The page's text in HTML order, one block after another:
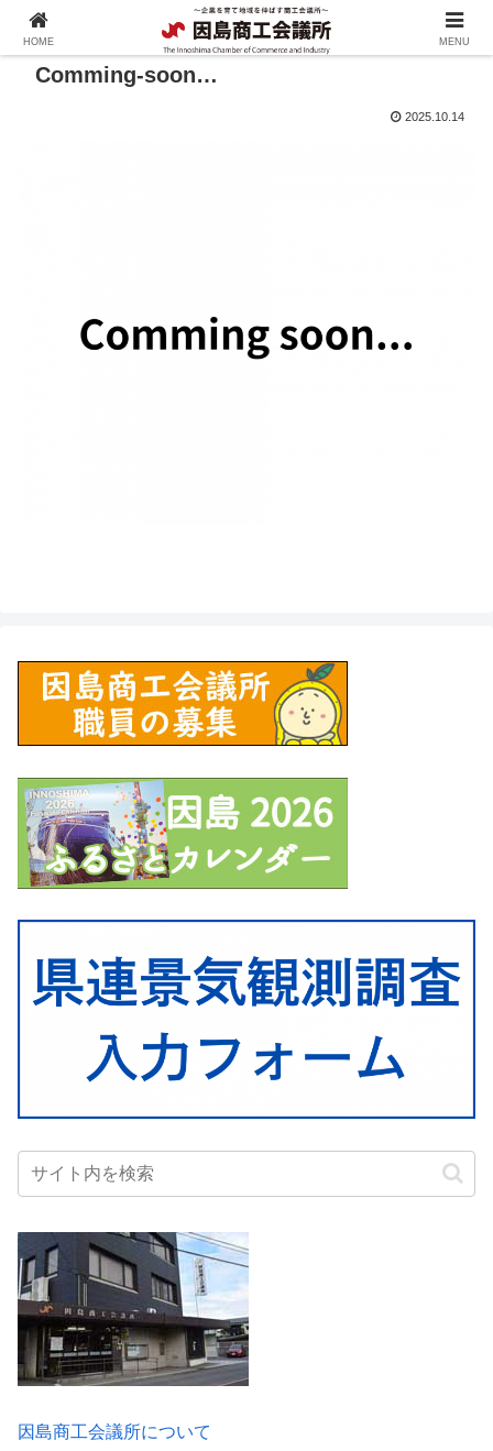
Comming-soon…
2025.10.14
因島商工会議所について
HOME MENU